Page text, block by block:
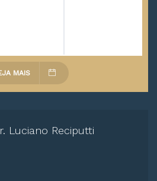
MAIS
Luciano Reciputti